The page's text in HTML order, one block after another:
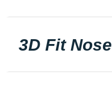
3D Fit Nose